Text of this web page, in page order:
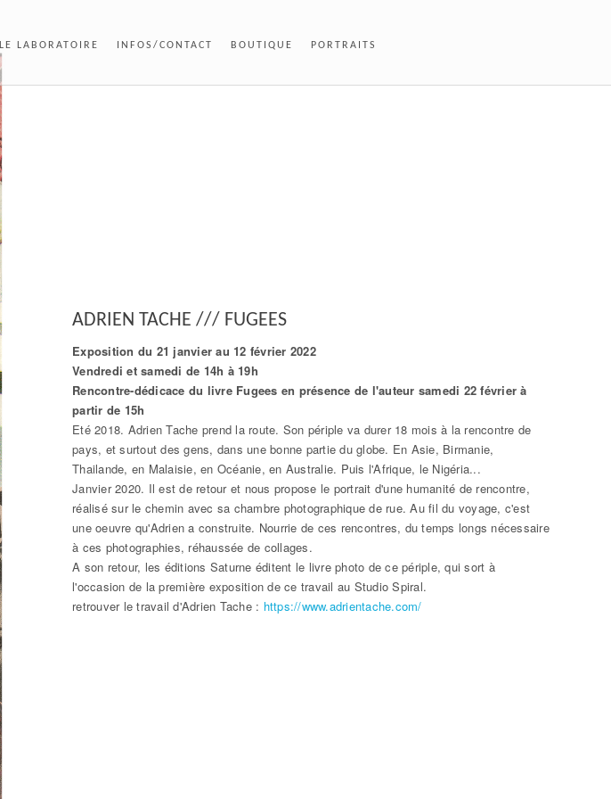
LE LABORATOIRE INFOS/CONTACT BOUTIQUE PORTRAITS
ADRIEN TACHE /// FUGEES
Exposition du 21 janvier au 12 février 2022
Vendredi et samedi de 14h à 19h
Rencontre-dédicace du livre Fugees en présence de l'auteur samedi 22 février à
partir de 15h
Eté 2018. Adrien Tache prend la route. Son périple va durer 18 mois à la rencontre de
pays, et surtout des gens, dans une bonne partie du globe. En Asie, Birmanie,
Thailande, en Malaisie, en Océanie, en Australie. Puis l'Afrique, le Nigéria...
Janvier 2020. Il est de retour et nous propose le portrait d'une humanité de rencontre,
réalisé sur le chemin avec sa chambre photographique de rue. Au fil du voyage, c'est
une oeuvre qu'Adrien a construite. Nourrie de ces rencontres, du temps longs nécessaire
à ces photographies, réhaussée de collages.
A son retour, les éditions Saturne éditent le livre photo de ce périple, qui sort à
l'occasion de la première exposition de ce travail au Studio Spiral.
retrouver le travail d'Adrien Tache : https://www.adrientache.com/